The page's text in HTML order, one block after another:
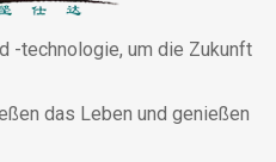
-technologie, um die Zukunft
das Leben und genießen